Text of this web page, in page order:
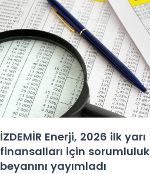
İZDEMİR Enerji, 2026 ilk yarı
finansalları için sorumluluk
beyanını yayımladı